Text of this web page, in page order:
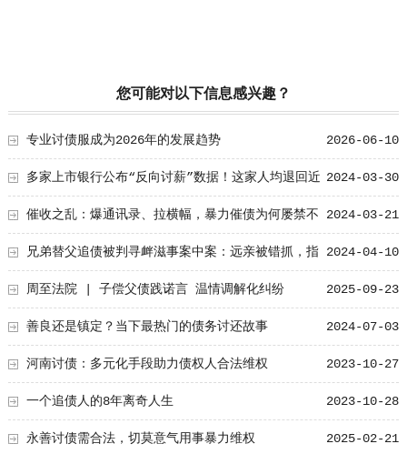
您可能对以下信息感兴趣？
2026-06-10
专业讨债服成为2026年的发展趋势
2024-03-30
多家上市银行公布“反向讨薪”数据！这家人均退回近
万元 2024-03-21
催收之乱：爆通讯录、拉横幅，暴力催债为何屡禁不
止 2024-04-10
兄弟替父追债被判寻衅滋事案中案：远亲被错抓，指
控者承认说谎 2025-09-23
周至法院 | 子偿父债践诺言 温情调解化纠纷
2024-07-03
善良还是镇定？当下最热门的债务讨还故事
2023-10-27
河南讨债：多元化手段助力债权人合法维权
2023-10-28
一个追债人的8年离奇人生
2025-02-21
永善讨债需合法，切莫意气用事暴力维权